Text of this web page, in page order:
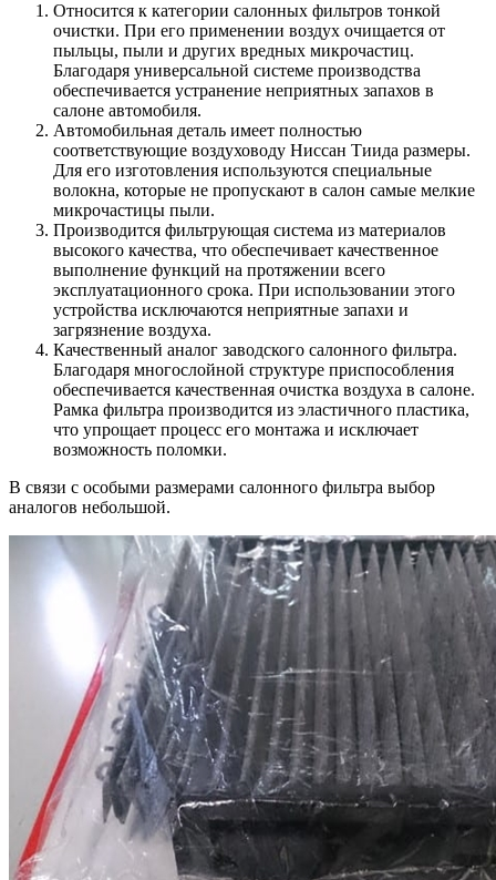
Относится к категории салонных фильтров тонкой
очистки. При его применении воздух очищается от
пыльцы, пыли и других вредных микрочастиц.
Благодаря универсальной системе производства
обеспечивается устранение неприятных запахов в
салоне автомобиля.
Автомобильная деталь имеет полностью
соответствующие воздуховоду Ниссан Тиида размеры.
Для его изготовления используются специальные
волокна, которые не пропускают в салон самые мелкие
микрочастицы пыли.
Производится фильтрующая система из материалов
высокого качества, что обеспечивает качественное
выполнение функций на протяжении всего
эксплуатационного срока. При использовании этого
устройства исключаются неприятные запахи и
загрязнение воздуха.
Качественный аналог заводского салонного фильтра.
Благодаря многослойной структуре приспособления
обеспечивается качественная очистка воздуха в салоне.
Рамка фильтра производится из эластичного пластика,
что упрощает процесс его монтажа и исключает
возможность поломки.
В связи с особыми размерами салонного фильтра выбор
аналогов небольшой.